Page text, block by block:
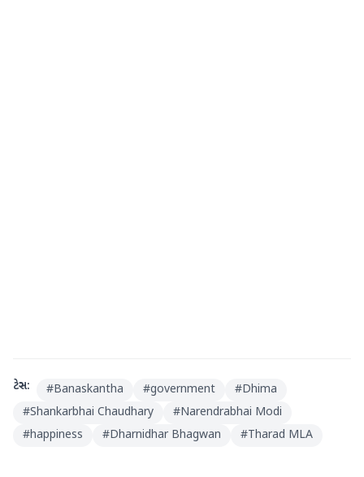
ટેગ્સ: #Banaskantha #government #Dhima
#Shankarbhai Chaudhary #Narendrabhai Modi
#happiness #Dharnidhar Bhagwan #Tharad MLA